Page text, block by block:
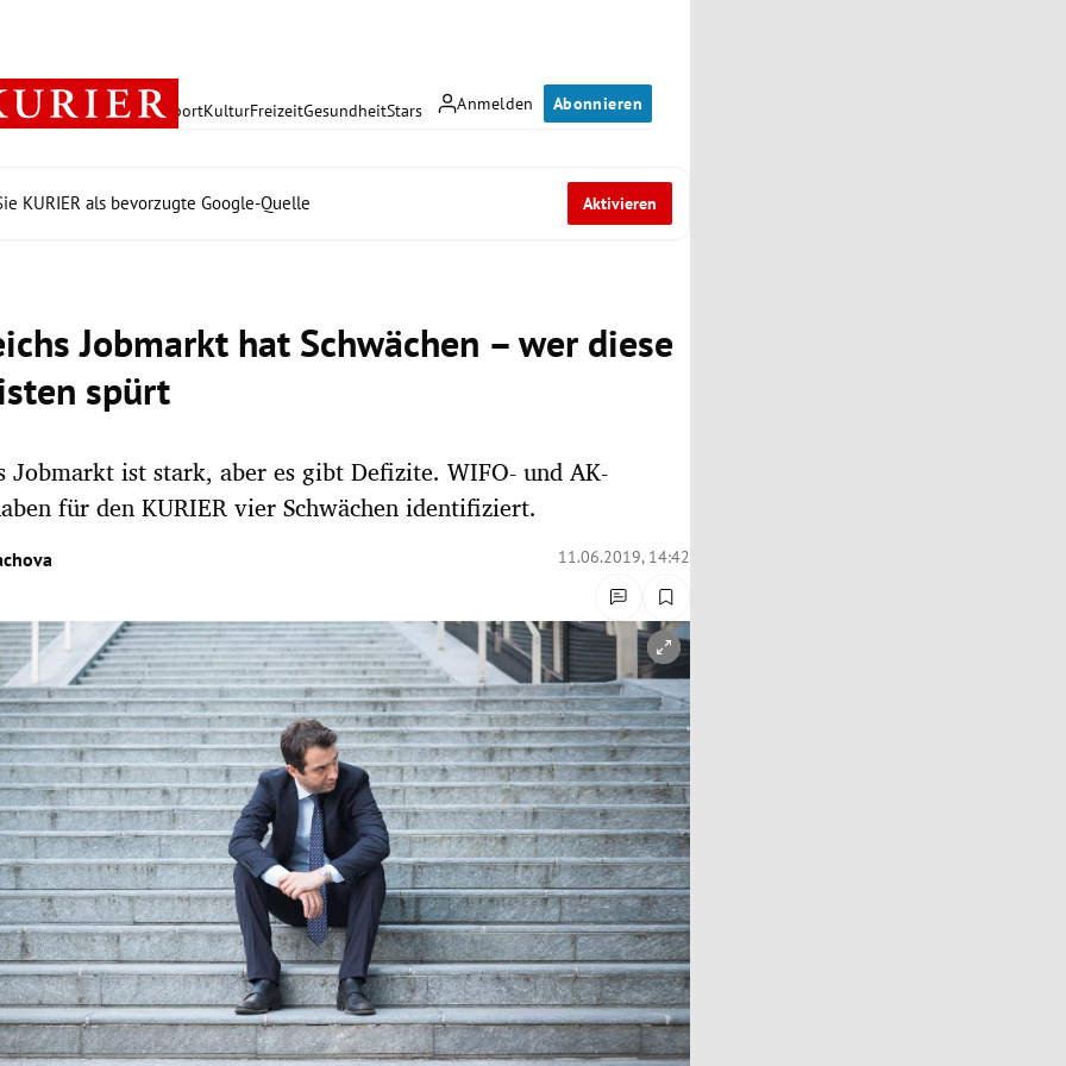
Anmelden Abonnieren
PolitikWirtschaft SportKulturFreizeitGesundheitStars
KURIER als bevorzugte Google-Quelle Aktivieren
Jobmarkt hat Schwächen – wer diese
spürt
Jobmarkt ist stark, aber es gibt Defizite. WIFO- und AK-
für den KURIER vier Schwächen identifiziert.
11.06.2019, 14:42
öffnen/schließen